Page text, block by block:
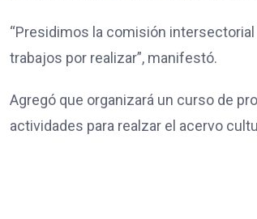
“Presidimos la comisión
trabajos por realizar”, manifestó.
Agregó que organizará un curso de
actividades para realzar el acervo